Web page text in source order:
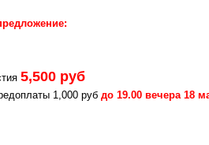
5,500 руб
1,000 руб до 19.00 вечера 18